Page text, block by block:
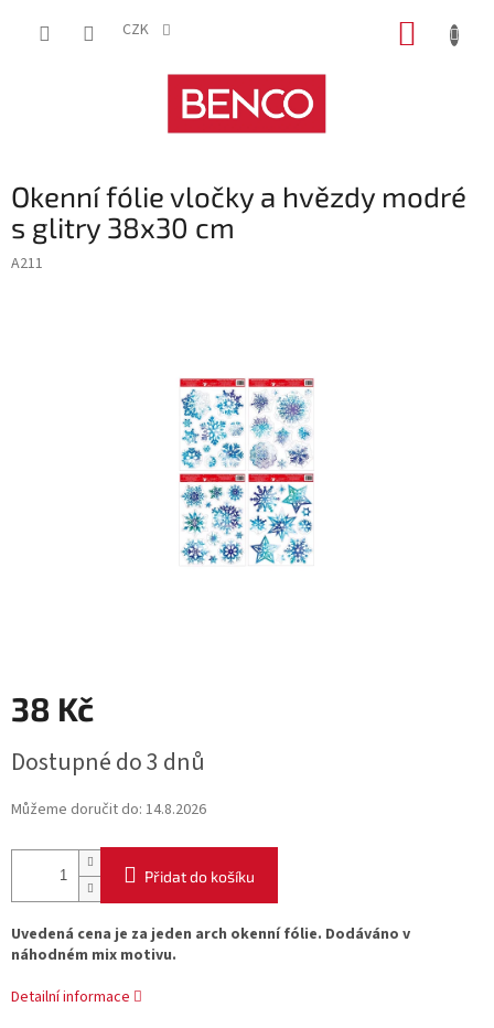
CZK
Okenní fólie vločky a hvězdy modré
s glitry 38x30 cm
A211
38 Kč
cena:
Dostupné do 3 dnů
Můžeme doručit do: 14.8.2026
Přidat do košíku
Uvedená cena je za jeden arch okenní fólie. Dodáváno v
náhodném mix motivu.
Detailní informace